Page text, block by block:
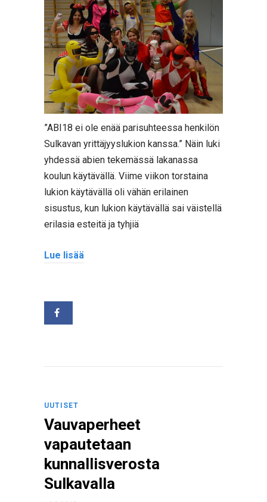
”ABI18 ei ole enää parisuhteessa henkilön
Sulkavan yrittäjyyslukion kanssa.” Näin luki
yhdessä abien tekemässä lakanassa
koulun käytävällä. Viime viikon torstaina
lukion käytävällä oli vähän erilainen
sisustus, kun lukion käytävällä sai väistellä
erilasia esteitä ja tyhjiä
Lue lisää
UUTISET
Vauvaperheet
vapautetaan
kunnallisverosta
Sulkavalla